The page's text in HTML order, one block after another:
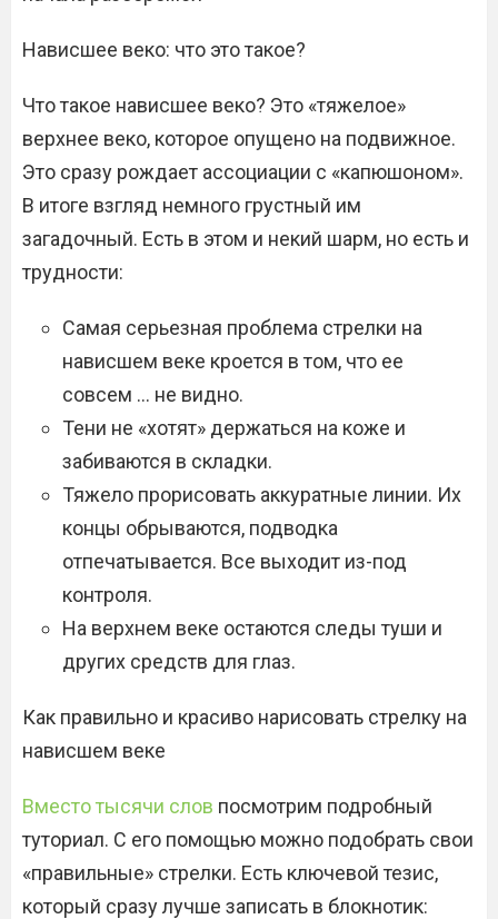
Нависшее веко: что это такое?
Что такое нависшее веко? Это «тяжелое»
верхнее веко, которое опущено на подвижное.
Это сразу рождает ассоциации с «капюшоном».
В итоге взгляд немного грустный им
загадочный. Есть в этом и некий шарм, но есть и
трудности:
Самая серьезная проблема стрелки на
нависшем веке кроется в том, что ее
совсем … не видно.
Тени не «хотят» держаться на коже и
забиваются в складки.
Тяжело прорисовать аккуратные линии. Их
концы обрываются, подводка
отпечатывается. Все выходит из-под
контроля.
На верхнем веке остаются следы туши и
других средств для глаз.
Как правильно и красиво нарисовать стрелку на
нависшем веке
Вместо тысячи слов посмотрим подробный
туториал. С его помощью можно подобрать свои
«правильные» стрелки. Есть ключевой тезис,
который сразу лучше записать в блокнотик: